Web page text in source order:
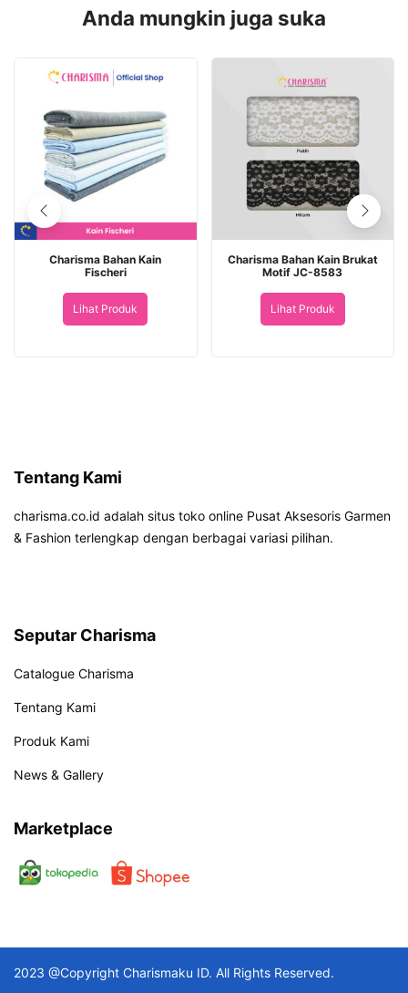
Anda mungkin juga suka
Charisma Bahan Kain
Fischeri
Lihat Produk
Charisma Bahan Kain Brukat
Motif JC-8583
Lihat Produk
Tentang Kami
charisma.co.id adalah situs toko online Pusat Aksesoris Garmen
& Fashion terlengkap dengan berbagai variasi pilihan.
Seputar Charisma
Catalogue Charisma
Tentang Kami
Produk Kami
News & Gallery
Marketplace
2023 @Copyright Charismaku ID. All Rights Reserved.